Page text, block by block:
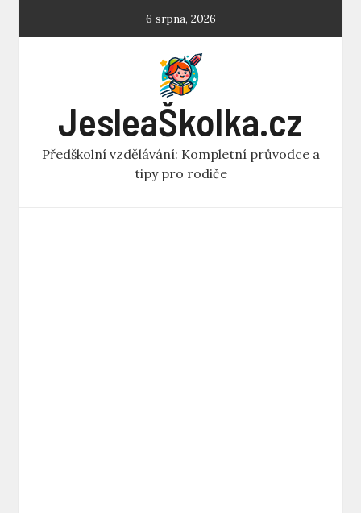
6 srpna, 2026
JesleaŠkolka.cz
Předškolní vzdělávání: Kompletní průvodce a
tipy pro rodiče